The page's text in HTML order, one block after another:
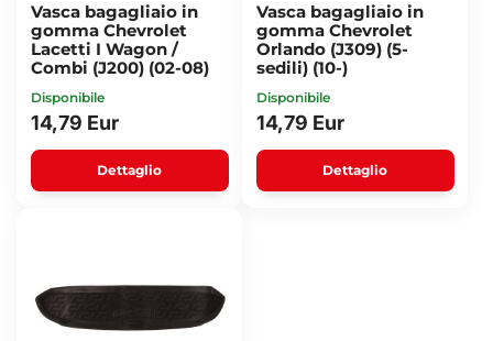
Vasca bagagliaio in
gomma Chevrolet
Lacetti I Wagon /
Combi (J200) (02-08)
Disponibile
14,79 Eur
Dettaglio
Vasca bagagliaio in
gomma Chevrolet
Orlando (J309) (5-
sedili) (10-)
Disponibile
14,79 Eur
Dettaglio